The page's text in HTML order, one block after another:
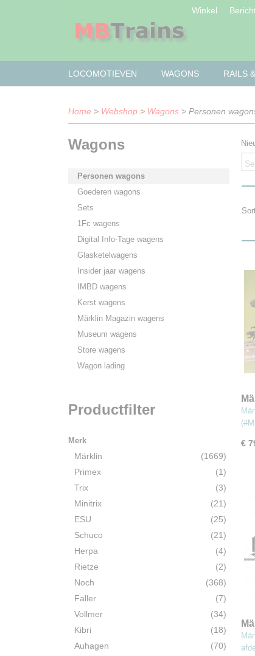
Winkel
LOCOMOTIEVEN WAGONS RAILS
Home > Webshop > Wagons > Personen
Wagons
Personen wagons
Goederen wagons
Sets
1Fc wagens
Digital Info-Tage wagens
Glasketelwagens
Insider jaar wagens
IMBD wagens
Kerst wagens
Märklin Magazin wagens
Museum wagens
Store wagens
Wagon lading
Productfilter
Merk
Märklin
(1669)
Primex
(1)
Trix
(3)
Minitrix
(21)
ESU
(25)
Schuco
(21)
Herpa
(4)
Rietze
(2)
Noch
(368)
Faller
(7)
Vollmer
(34)
Kibri
(18)
Auhagen
(70)
€